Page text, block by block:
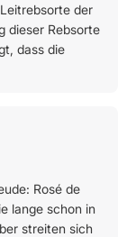
der
dieser Rebsorte
dass die
Rosé de
lange schon in
streiten sich